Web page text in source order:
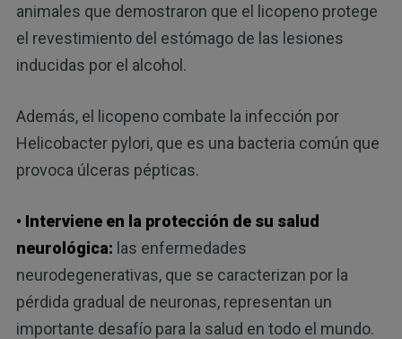
animales que demostraron que el licopeno protege
el revestimiento del estómago de las lesiones
inducidas por el alcohol.
Además, el licopeno combate la infección por
Helicobacter pylori, que es una bacteria común que
provoca úlceras pépticas.
• Interviene en la protección de su salud
neurológica: las enfermedades
neurodegenerativas, que se caracterizan por la
pérdida gradual de neuronas, representan un
importante desafío para la salud en todo el mundo.